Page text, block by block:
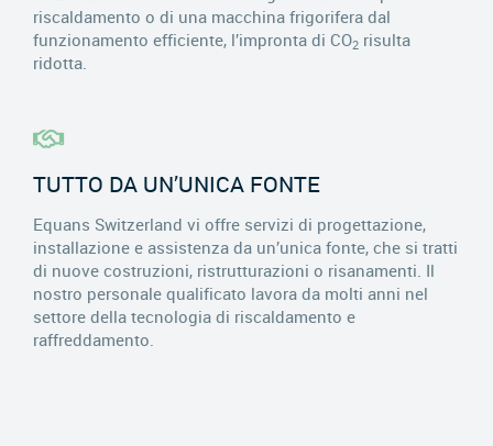
riscaldamento o di una macchina frigorifera dal
funzionamento efficiente, l’impronta di CO2 risulta
ridotta.
TUTTO DA UN’UNICA FONTE
Equans Switzerland vi offre servizi di progettazione,
installazione e assistenza da un’unica fonte, che si tratti
di nuove costruzioni, ristrutturazioni o risanamenti. Il
nostro personale qualificato lavora da molti anni nel
settore della tecnologia di riscaldamento e
raffreddamento.